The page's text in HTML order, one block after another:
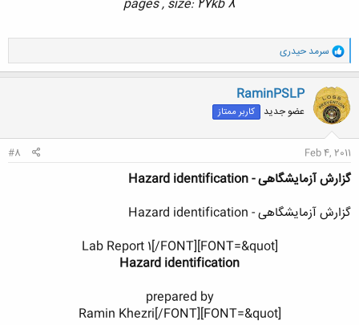
8 pages , size: 27kb
و
ا
ک
ن
ش
ه
ا
سرمد حیدری
RaminPSLP
عضو جدید کاربر ممتاز
Feb 4, 2011
#8
گزارش آزمایشگاهی - Hazard identification
گزارش آزمایشگاهی - Hazard identification
[FONT=&quot]Lab Report 1[/FONT]
Hazard identification
prepared by​
[FONT=&quot]Ramin Khezri[/FONT]